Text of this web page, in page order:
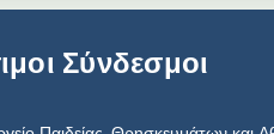
Σύνδεσμοι